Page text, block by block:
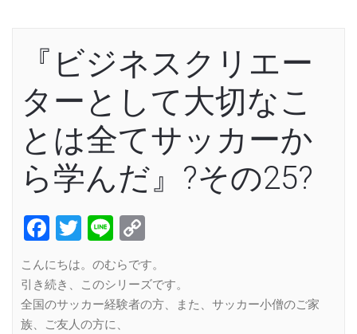
『ビジネスクリエー
ターとして大切なこ
とは全てサッカーか
ら学んだ』?その25?
Facebook
Twitter
Line
Link
こんにちは。のむらです。
引き続き、このシリーズです。
全国のサッカー経験者の方、また、サッカー小僧のご家
族、ご友人の方に、